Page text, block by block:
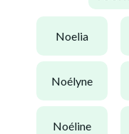
noelia
noélyne
noéline